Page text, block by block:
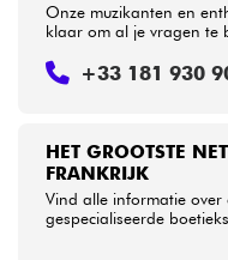
HET GROOTSTE
FRANKRIJK
Vind alle informatie over
gespecialiseerde
Onze muzikanten en
klaar om al je vragen te
+33 181 930